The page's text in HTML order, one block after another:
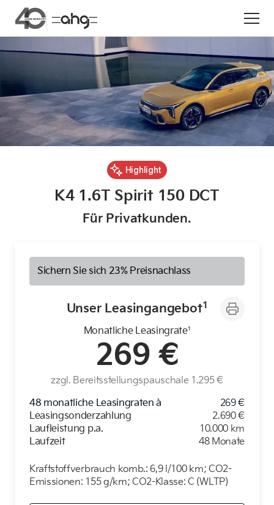
Aktion
News
Der neue BMW X5.
Geschaffen, um vorauszugehen.
Highlight
K4 1.6T Spirit 150 DCT
Für Privatkunden.
Sichern Sie sich 23% Preisnachlass
Unser Leasingangebot1
Monatliche Leasingrate¹
269 €
zzgl. Bereitsstellungspauschale 1.295 €
48 monatliche Leasingraten à
269 €
Leasingsonderzahlung
2.690 €
Laufleistung p.a.
10.000 km
Laufzeit
48 Monate
Kraftstoffverbrauch komb.: 6,9 l/100 km; CO2-
Emissionen: 155 g/km; CO2-Klasse: C (WLTP)